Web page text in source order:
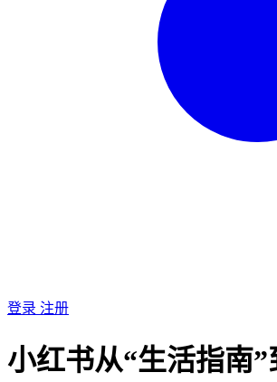
登录 注册
小红书从“生活指南